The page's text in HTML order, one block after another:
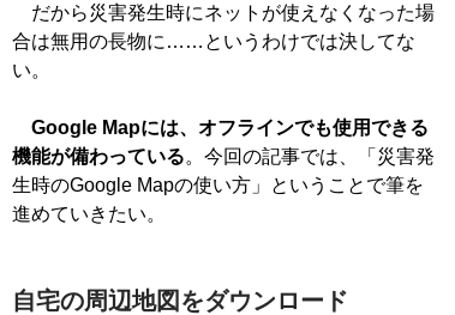
だから災害発生時にネットが使えなくなった場
合は無用の長物に……というわけでは決してな
い。
Google Mapには、オフラインでも使用できる
機能が備わっている。今回の記事では、「災害発
生時のGoogle Mapの使い方」ということで筆を
進めていきたい。
自宅の周辺地図をダウンロード